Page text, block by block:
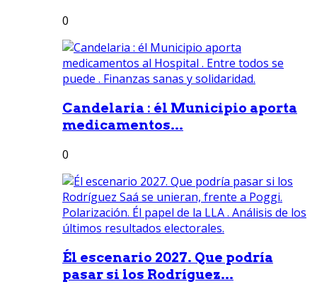
0
Candelaria : él Municipio aporta
medicamentos...
0
Él escenario 2027. Que podría
pasar si los Rodríguez...